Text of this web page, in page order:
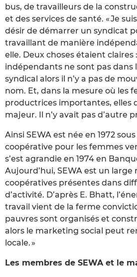
bus, de travailleurs de la
et des services de santé. « Je
désir de démarrer un syndicat
travaillant de manière
elle. Deux choses étaient claires
indépendants ne sont pas dans
syndical alors il n’y a pas de
nom. Et, dans la mesure où les
productrices importantes, elles
majeur. Il n’y avait pas d’autre
Ainsi SEWA est née en 1972
coopérative pour les femmes
s’est agrandie en 1974 en
Aujourd’hui, SEWA est un large
coopératives présentes dans
d’activité. D’après E. Bhatt,
travail vient de la ferme
pauvres sont organisés et
alors le marketing social peut
locale. »
Les membres de SEWA et le